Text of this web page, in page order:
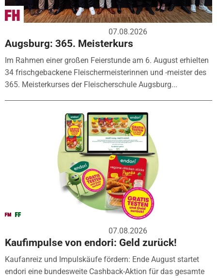
07.08.2026
Augsburg: 365. Meisterkurs
Im Rahmen einer großen Feierstunde am 6. August erhielten
34 frischgebackene Fleischermeisterinnen und -meister des
365. Meisterkurses der Fleischerschule Augsburg...
07.08.2026
Kaufimpulse von endori: Geld zurück!
Kaufanreiz und Impulskäufe fördern: Ende August startet
endori eine bundesweite Cashback-Aktion für das gesamte